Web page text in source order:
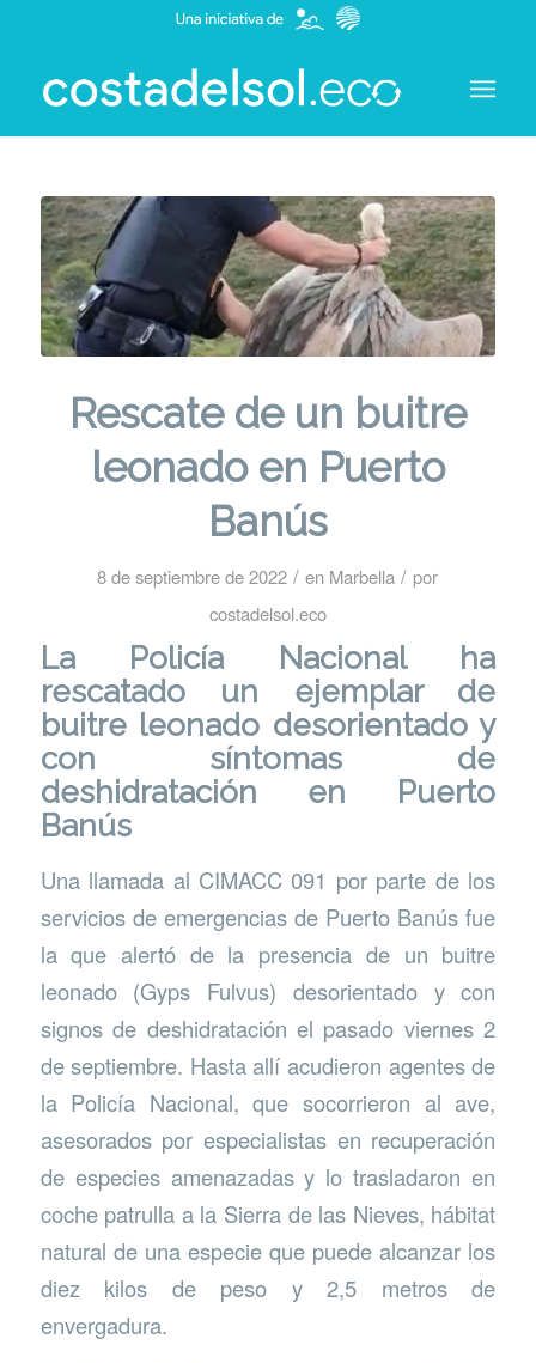
Rescate de un buitre
leonado en Puerto
Banús
8 de septiembre de 2022 / en Marbella / por
costadelsol.eco
La Policía Nacional ha
rescatado un ejemplar de
buitre leonado desorientado y
con síntomas de
deshidratación en Puerto
Banús
Una llamada al CIMACC 091 por parte de los
servicios de emergencias de Puerto Banús fue
la que alertó de la presencia de un buitre
leonado (Gyps Fulvus) desorientado y con
signos de deshidratación el pasado viernes 2
de septiembre. Hasta allí acudieron agentes de
la Policía Nacional, que socorrieron al ave,
asesorados por especialistas en recuperación
de especies amenazadas y lo trasladaron en
coche patrulla a la Sierra de las Nieves, hábitat
natural de una especie que puede alcanzar los
diez kilos de peso y 2,5 metros de
envergadura.